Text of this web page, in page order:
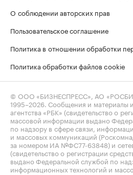
О соблюдении авторских прав
Пользовательское соглашение
Политика в отношении обработки
Политика обработки файлов cookie
© ООО «БИЗНЕСПРЕСС», АО
1995–2026 . Сообщения и
агентства «РБК» (свидетельство о
массовой информации выдано
по надзору в сфере связи,
и массовых коммуникаций
за номером ИА №ФС77-63848) и
(свидетельство о регистрации
выдано Федеральной службой по
информационных технологий и